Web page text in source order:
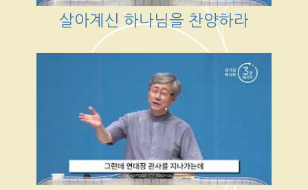
살아계신 하나님을 찬양하라